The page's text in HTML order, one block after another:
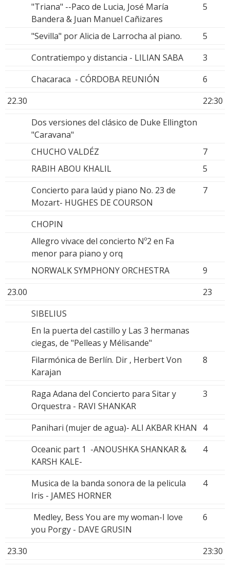
"Triana" --Paco de Lucia, José María
Bandera & Juan Manuel Cañizares
5
"Sevilla" por Alicia de Larrocha al piano.
5
Contratiempo y distancia - LILIAN SABA
3
Chacaraca - CÓRDOBA REUNIÓN
6
22.30
22:30
Dos versiones del clásico de Duke Ellington
"Caravana"
CHUCHO VALDÉZ
7
RABIH ABOU KHALIL
5
Concierto para laúd y piano No. 23 de
Mozart- HUGHES DE COURSON
7
CHOPIN
Allegro vivace del concierto Nº2 en Fa
menor para piano y orq
NORWALK SYMPHONY ORCHESTRA
9
23.00
23
SIBELIUS
En la puerta del castillo y Las 3 hermanas
ciegas, de "Pelleas y Mélisande"
Filarmónica de Berlín. Dir , Herbert Von
Karajan
8
Raga Adana del Concierto para Sitar y
Orquestra - RAVI SHANKAR
3
Panihari (mujer de agua)- ALI AKBAR KHAN
4
Oceanic part 1 -ANOUSHKA SHANKAR &
KARSH KALE-
4
Musica de la banda sonora de la pelicula
Iris - JAMES HORNER
4
Medley, Bess You are my woman-I love
you Porgy - DAVE GRUSIN
6
23.30
23:30